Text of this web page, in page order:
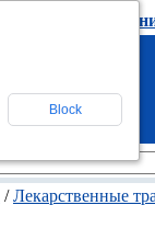
удалить
/Лекарственные
Block